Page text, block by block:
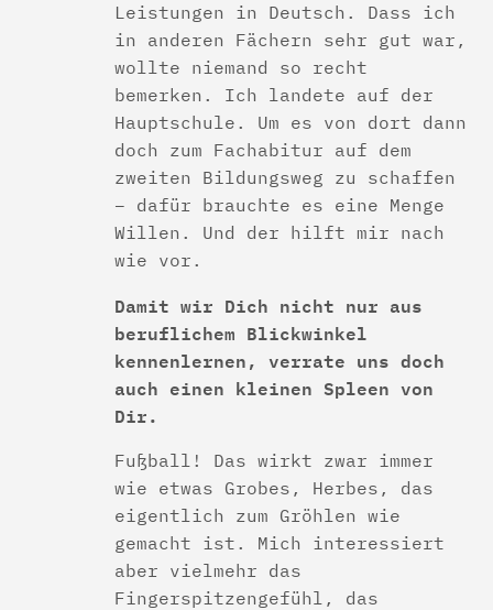
Leistungen in Deutsch. Dass ich
in anderen Fächern sehr gut war,
wollte niemand so recht
bemerken. Ich landete auf der
Hauptschule. Um es von dort dann
doch zum Fachabitur auf dem
zweiten Bildungsweg zu schaffen
– dafür brauchte es eine Menge
Willen. Und der hilft mir nach
wie vor.
Damit wir Dich nicht nur aus
beruflichem Blickwinkel
kennenlernen, verrate uns doch
auch einen kleinen Spleen von
Dir.
Fußball! Das wirkt zwar immer
wie etwas Grobes, Herbes, das
eigentlich zum Gröhlen wie
gemacht ist. Mich interessiert
aber vielmehr das
Fingerspitzengefühl, das